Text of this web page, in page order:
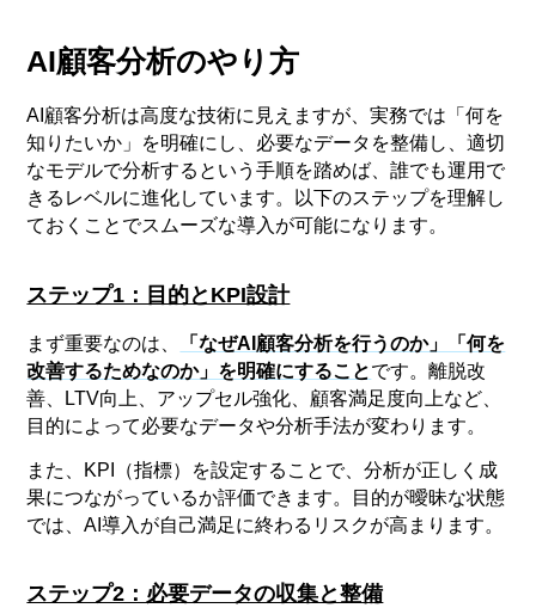
AI顧客分析のやり方
AI顧客分析は高度な技術に見えますが、実務では「何を
知りたいか」を明確にし、必要なデータを整備し、適切
なモデルで分析するという手順を踏めば、誰でも運用で
きるレベルに進化しています。以下のステップを理解し
ておくことでスムーズな導入が可能になります。
ステップ1：目的とKPI設計
まず重要なのは、
「なぜAI顧客分析を行うのか」「何を
改善するためなのか」を明確にすることです。離脱改
善、LTV向上、アップセル強化、顧客満足度向上など、
目的によって必要なデータや分析手法が変わります。
また、KPI（指標）を設定することで、分析が正しく成
果につながっているか評価できます。目的が曖昧な状態
では、AI導入が自己満足に終わるリスクが高まります。
ステップ2：必要データの収集と整備